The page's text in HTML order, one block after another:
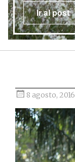
Ir al post
8 agosto, 2016